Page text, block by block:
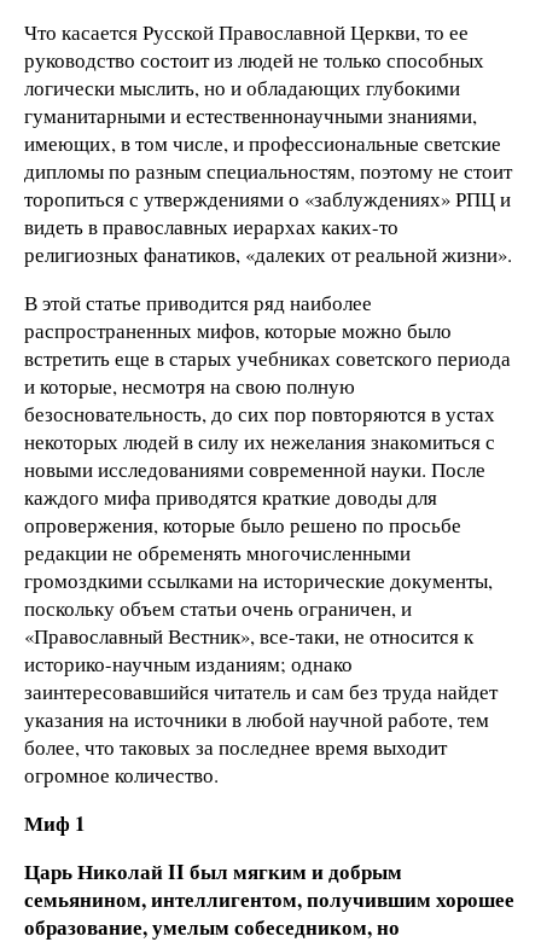
Что касается Русской Православной Церкви, то ее
руководство состоит из людей не только способных
логически мыслить, но и обладающих глубокими
гуманитарными и естественнонаучными знаниями,
имеющих, в том числе, и профессиональные светские
дипломы по разным специальностям, поэтому не стоит
торопиться с утверждениями о «заблуждениях» РПЦ и
видеть в православных иерархах каких-то
религиозных фанатиков, «далеких от реальной жизни».
В этой статье приводится ряд наиболее
распространенных мифов, которые можно было
встретить еще в старых учебниках советского периода
и которые, несмотря на свою полную
безосновательность, до сих пор повторяются в устах
некоторых людей в силу их нежелания знакомиться с
новыми исследованиями современной науки. После
каждого мифа приводятся краткие доводы для
опровержения, которые было решено по просьбе
редакции не обременять многочисленными
громоздкими ссылками на исторические документы,
поскольку объем статьи очень ограничен, и
«Православный Вестник», все-таки, не относится к
историко-научным изданиям; однако
заинтересовавшийся читатель и сам без труда найдет
указания на источники в любой научной работе, тем
более, что таковых за последнее время выходит
огромное количество.
Миф 1
Царь Николай II был мягким и добрым
семьянином, интеллигентом, получившим хорошее
образование, умелым собеседником, но